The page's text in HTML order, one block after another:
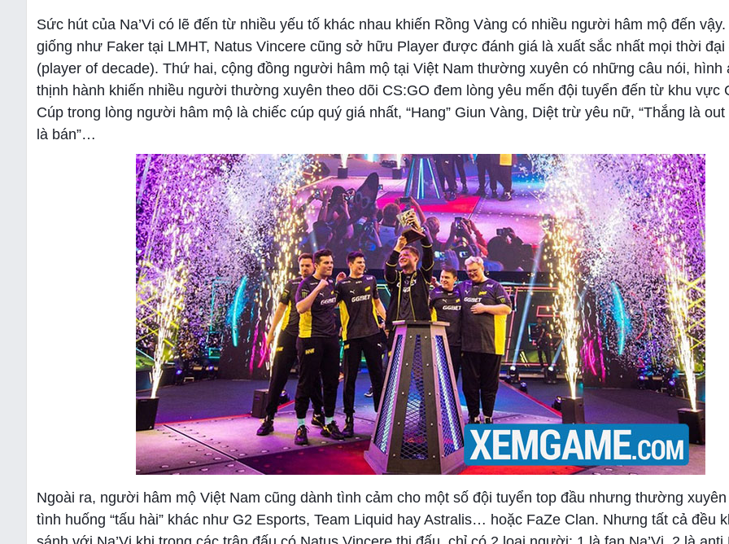
Sức hút của Na’Vi có lẽ đến từ nhiều yếu tố khác nhau khiến Rồng Vàng có nhiều người hâm mộ đến
giống như Faker tại LMHT, Natus Vincere cũng sở hữu Player được đánh giá là xuất sắc nhất mọi thời đại
(player of decade). Thứ hai, cộng đồng người hâm mộ tại Việt Nam thường xuyên có những câu nói, hình
thịnh hành khiến nhiều người thường xuyên theo dõi CS:GO đem lòng yêu mến đội tuyển đến từ khu vực
Cúp trong lòng người hâm mộ là chiếc cúp quý giá nhất, “Hang” Giun Vàng, Diệt trừ yêu nữ, “Thắng là
là bán”…
Ngoài ra, người hâm mộ Việt Nam cũng dành tình cảm cho một số đội tuyển top đầu nhưng thường
tình huống “tấu hài” khác như G2 Esports, Team Liquid hay Astralis… hoặc FaZe Clan. Nhưng tất cả đều